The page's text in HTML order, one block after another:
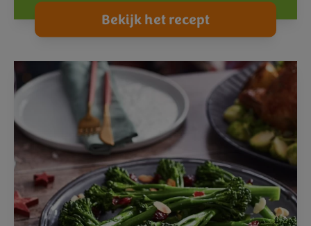
Bekijk het recept